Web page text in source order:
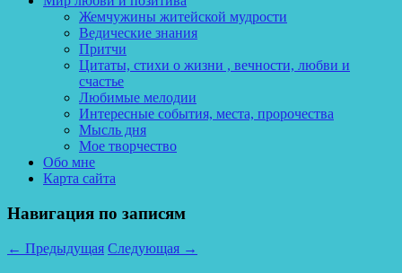
Жемчужины житейской мудрости
Ведические знания
Притчи
Цитаты, стихи о жизни , вечности, любви и
счастье
Любимые мелодии
Интересные события, места, пророчества
Мысль дня
Мое творчество
Обо мне
Карта сайта
Навигация по записям
← Предыдущая Следующая →